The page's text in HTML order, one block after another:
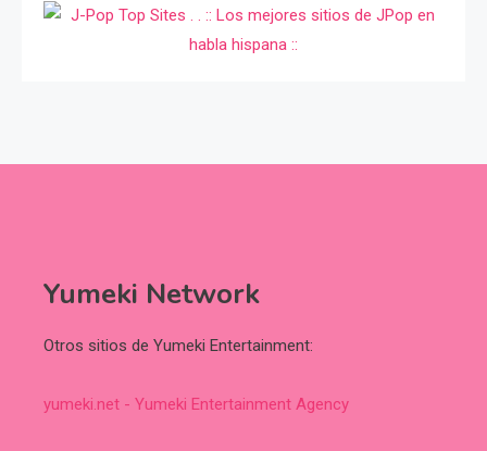
Yumeki Network
Otros sitios de Yumeki Entertainment:
yumeki.net - Yumeki Entertainment Agency